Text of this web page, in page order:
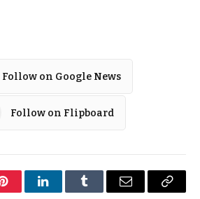
Follow on Google News
Follow on Flipboard
PinterestLinkedInTumblr Email
Copy